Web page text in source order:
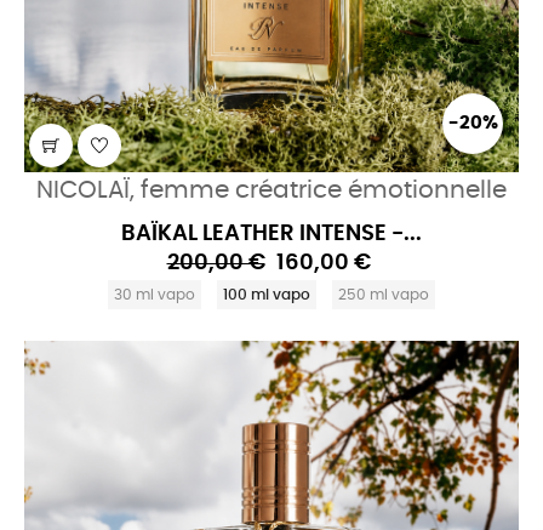
-20%
NICOLAÏ, femme créatrice émotionnelle
BAÏKAL LEATHER INTENSE -...
200,00 € 160,00 €
30 ml vapo 100 ml vapo 250 ml vapo